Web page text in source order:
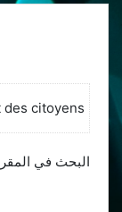
citoyens.
البحث في